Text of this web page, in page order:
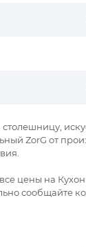
ZorG от
цены на
сообщайте